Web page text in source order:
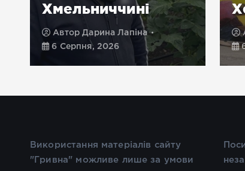
Хмельниччині
АвторДарина Лапіна
6 Серпня, 2026
Використання матеріалів сайту
"Гривна" можливе лише за умови